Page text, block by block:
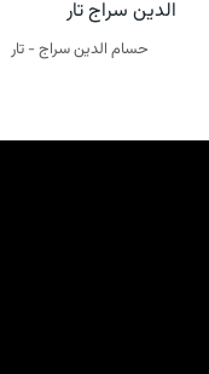
حسام الدین سراج - تار